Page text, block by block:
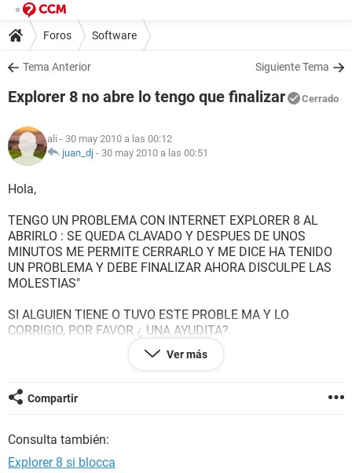
Foros Software
Tema Anterior Siguiente Tema
Explorer 8 no abre lo tengo que finalizar Cerrado
ali - 30 may 2010 a las 00:12
juan_dj - 30 may 2010 a las 00:51
Hola,
TENGO UN PROBLEMA CON INTERNET EXPLORER 8 AL
ABRIRLO : SE QUEDA CLAVADO Y DESPUES DE UNOS
MINUTOS ME PERMITE CERRARLO Y ME DICE HA TENIDO
UN PROBLEMA Y DEBE FINALIZAR AHORA DISCULPE LAS
MOLESTIAS"
SI ALGUIEN TIENE O TUVO ESTE PROBLE MA Y LO
CORRIGIO, POR FAVOR ¿ UNA AYUDITA?
Ver más
Compartir
Consulta también:
Explorer 8 si blocca